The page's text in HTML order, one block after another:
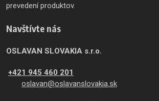
prevedení produktov.
Navštívte nás
OSLAVAN SLOVAKIA s.r.o.
+421 945 460 201
oslavan@oslavanslovakia.sk